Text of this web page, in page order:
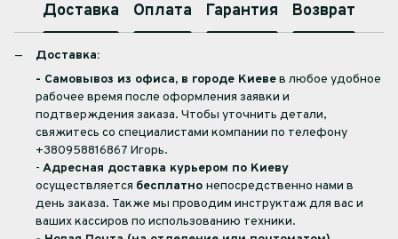
Доставка Оплата Гарантия Возврат
Доставка:
- Самовывоз из офиса, в городе Киевев любое удобное
рабочее время после оформления заявки и
подтверждения заказа. Чтобы уточнить детали,
свяжитесь со специалистами компании по телефону
+380958816867 Игорь.
- Адресная доставка курьером по Киеву
осуществляется бесплатно непосредственно нами в
день заказа. Также мы проводим инструктаж для вас и
ваших кассиров по использованию техники.